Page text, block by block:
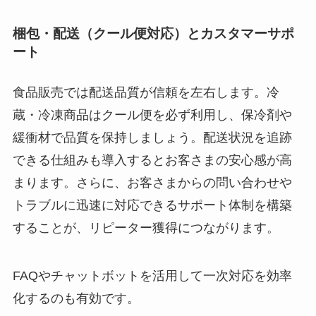
梱包・配送（クール便対応）とカスタマーサポ
ート
食品販売では配送品質が信頼を左右します。冷
蔵・冷凍商品はクール便を必ず利用し、保冷剤や
緩衝材で品質を保持しましょう。配送状況を追跡
できる仕組みも導入するとお客さまの安心感が高
まります。さらに、お客さまからの問い合わせや
トラブルに迅速に対応できるサポート体制を構築
することが、リピーター獲得につながります。
FAQやチャットボットを活用して一次対応を効率
化するのも有効です。